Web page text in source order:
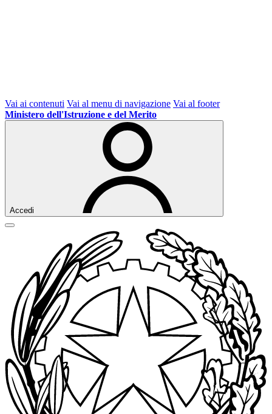
Vai ai contenuti Vai al menu di navigazione Vai al footer
Ministero dell'Istruzione e del Merito
Accedi